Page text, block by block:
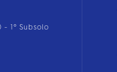
1º Subsolo